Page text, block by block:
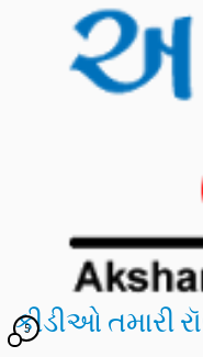
કીડીઓ તમારી
5